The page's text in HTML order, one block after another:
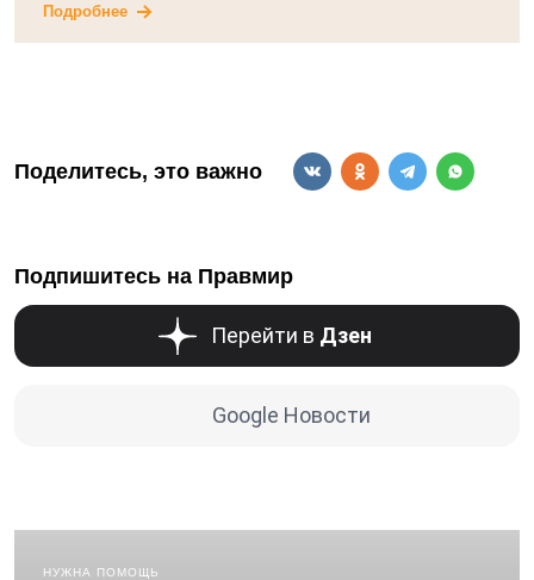
Подробнее
Поделитесь, это важно
Подпишитесь на Правмир
Перейти в Дзен
Google Новости
НУЖНА ПОМОЩЬ